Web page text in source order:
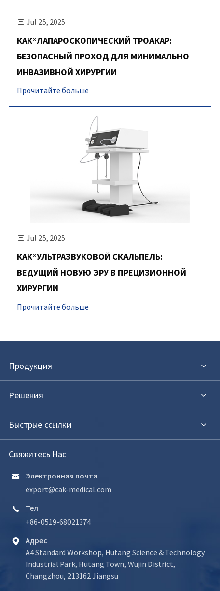
 Jul 25, 2025
КАК®ЛАПАРОСКОПИЧЕСКИЙ ТРОАКАР:
БЕЗОПАСНЫЙ ПРОХОД ДЛЯ МИНИМАЛЬНО
ИНВАЗИВНОЙ ХИРУРГИИ
Прочитайте больше
 Jul 25, 2025
КАК®УЛЬТРАЗВУКОВОЙ СКАЛЬПЕЛЬ:
ВЕДУЩИЙ НОВУЮ ЭРУ В ПРЕЦИЗИОННОЙ
ХИРУРГИИ
Прочитайте больше
Продукция
Решения
Быстрые ссылки
Свяжитесь Нас

Электронная почта
export@cak-medical.com

Тел
+86-0519-68021374

Адрес
A4 Standard Workshop, Hutang Science & Technology
Industrial Park, Hutang Town, Wujin District,
Changzhou, 213162 Jiangsu